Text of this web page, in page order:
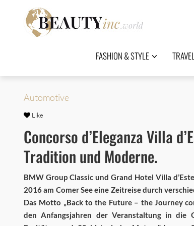
FASHION & STYLE
Automotive
Like
Concorso d’Eleganza Villa
Tradition und Moderne.
BMW Group Classic und Grand Hotel Villa
2016 am Comer See eine Zeitreise durch
Das Motto „Back to the Future – the Journey
den Anfangsjahren der Veranstaltung in die